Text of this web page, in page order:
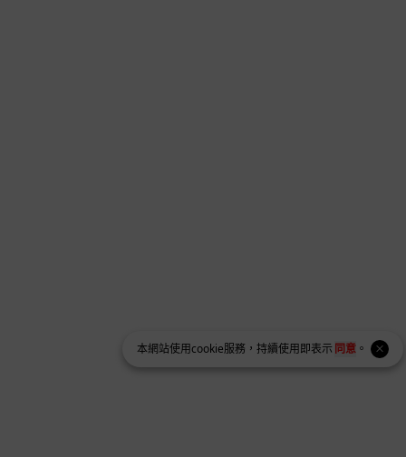
本網站使用cookie服務，持續使用即表示 同意 。